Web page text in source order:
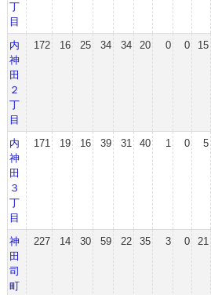
丁
目
内
神
田
２
丁
目
172 16 25 34 34 20 0 0 15
内
神
田
３
丁
目
171 19 16 39 31 40 1 0 5
神
田
司
町
227 14 30 59 22 35 3 0 21